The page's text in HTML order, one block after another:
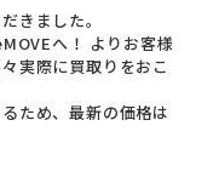
きました。
へ！ よりお客様
実際に買取りをおこ
ため、最新の価格は